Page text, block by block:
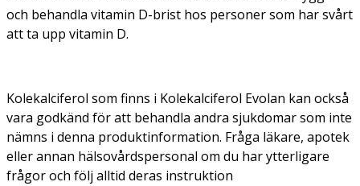
och behandla vitamin D-brist hos personer som har svårt
att ta upp vitamin D.
Kolekalciferol som finns i Kolekalciferol Evolan kan också
vara godkänd för att behandla andra sjukdomar som inte
nämns i denna produktinformation. Fråga läkare, apotek
eller annan hälsovårdspersonal om du har ytterligare
frågor och följ alltid deras instruktion